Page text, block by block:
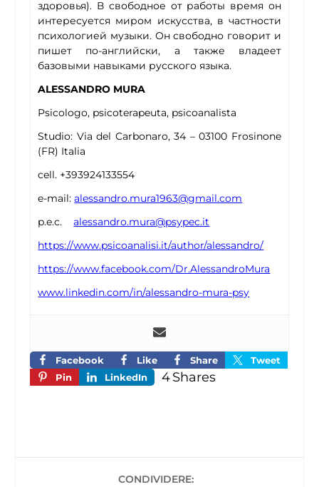
здоровья). В свободное от работы время он
интересуется миром искусства, в частности
психологией музыки. Он свободно говорит и
пишет по-английски, а также владеет
базовыми навыками русского языка.
ALESSANDRO MURA
Psicologo, psicoterapeuta, psicoanalista
Studio: Via del Carbonaro, 34 – 03100 Frosinone
(FR) Italia
cell. +393924133554
e-mail:alessandro.mura1963@gmail.com
p.e.c.alessandro.mura@psypec.it
https://www.psicoanalisi.it/author/alessandro/
https://www.facebook.com/Dr.AlessandroMura
www.linkedin.com/in/alessandro-mura-psy
Facebook Like Share
Tweet
Pin
LinkedIn Shares
4
CONDIVIDERE: